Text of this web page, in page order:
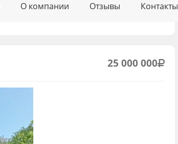
О компании Отзывы Контакты
25 000 000